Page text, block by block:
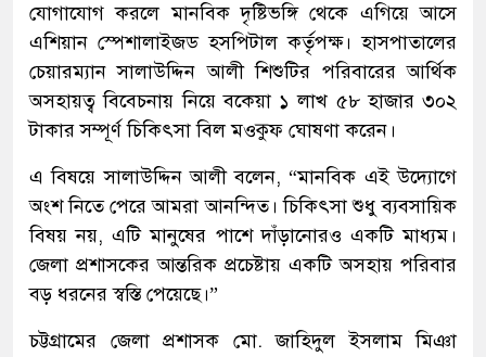
যোগাযোগ করলে মানবিক দৃষ্টিভঙ্গি থেকে এগিয়ে আসে
এশিয়ান স্পেশালাইজড হসপিটাল কর্তৃপক্ষ। হাসপাতালের
চেয়ারম্যান সালাউদ্দিন আলী শিশুটির পরিবারের আর্থিক
অসহায়ত্ব বিবেচনায় নিয়ে বকেয়া ১ লাখ ৫৮ হাজার ৩০২
টাকার সম্পূর্ণ চিকিৎসা বিল মওকুফ ঘোষণা করেন।
এ বিষয়ে সালাউদ্দিন আলী বলেন, “মানবিক এই উদ্যোগে
অংশ নিতে পেরে আমরা আনন্দিত। চিকিৎসা শুধু ব্যবসায়িক
বিষয় নয়, এটি মানুষের পাশে দাঁড়ানোরও একটি মাধ্যম।
জেলা প্রশাসকের আন্তরিক প্রচেষ্টায় একটি অসহায় পরিবার
বড় ধরনের স্বস্তি পেয়েছে।”
চট্টগ্রামের জেলা প্রশাসক মো. জাহিদুল ইসলাম মিঞা